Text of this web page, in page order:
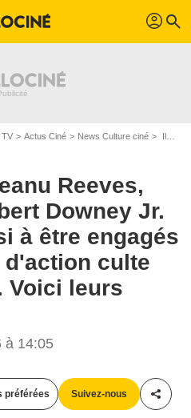
profil search
TV Actus Ciné News Culture ciné Il y a 35 ans, Keanu Reeves, Brad Pitt et Robert Downey Jr. n'ont pas réussi à être engagés pour ce thriller d'action culte des années 90. Voici leurs auditions !
Reeves,
Downey Jr.
à être engagés
culte
Voici leurs
à 14:05
préférées Suivez-nous